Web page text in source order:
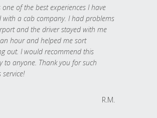
one of the best experiences I have
with a cab company. I had problems
and the driver stayed with me
hour and helped me sort
out. I would recommend this
to anyone. Thank you for such
R.M.